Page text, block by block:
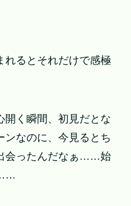
れるとそれだけで感極
開く瞬間、初見だとな
ンなのに、今見るとち
会ったんだなぁ……始